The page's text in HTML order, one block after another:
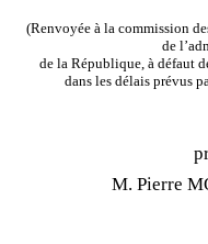
(Renvoyée à la commission
de
de la République, à défaut
dans les délais prévus
M. Pierre